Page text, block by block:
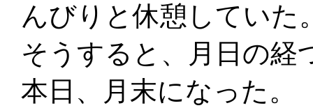
んびりと休憩していた
そうすると、月日の経
本日、月末になった。